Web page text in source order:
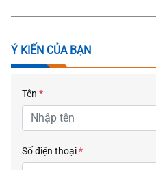
Ý KIẾN CỦA BẠN
Tên *
Số điện thoại*